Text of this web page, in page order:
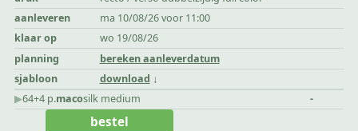
aanleveren
ma 10/08/26 voor 11:00
klaar op
wo 19/08/26
planning
bereken aanleverdatum
sjabloon
download
▶︎64+4 p.macosilk medium -
bestel